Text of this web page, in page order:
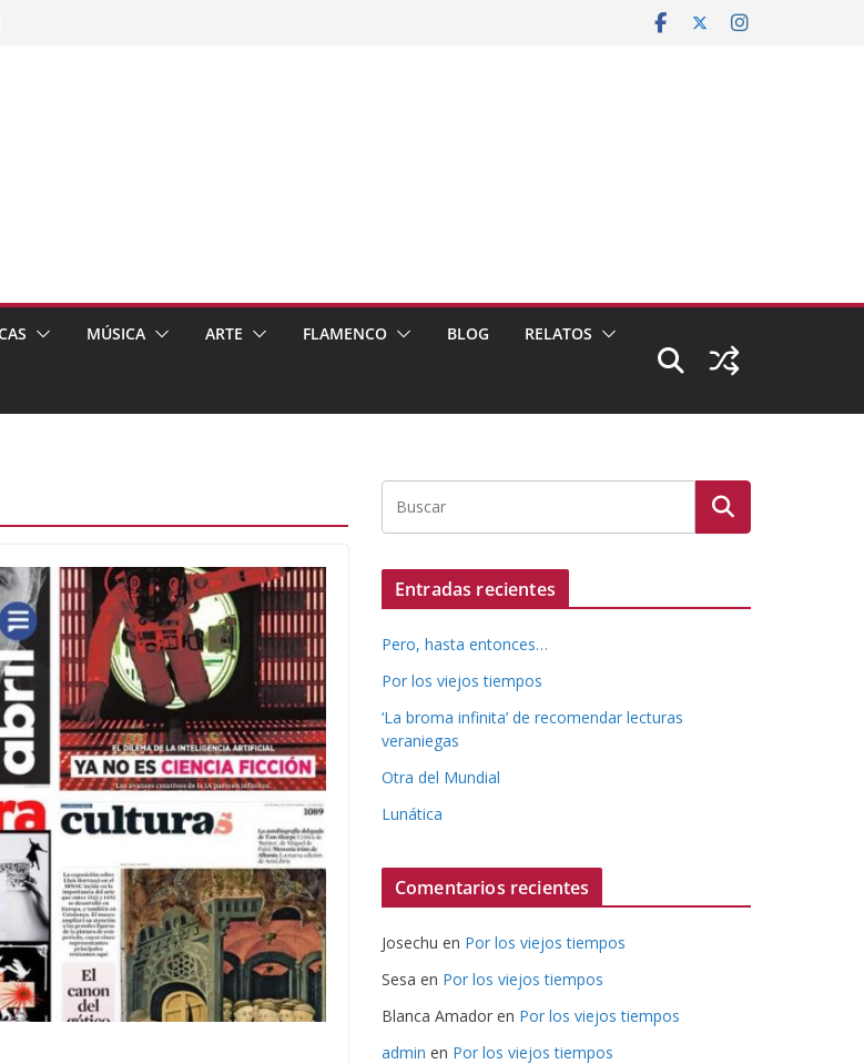
MÚSICA ARTE FLAMENCO BLOG RELATOS
Entradas recientes
Pero, hasta entonces…
Por los viejos tiempos
‘La broma infinita’ de recomendar lecturas
veraniegas
Otra del Mundial
Lunática
Comentarios recientes
Josechu en Por los viejos tiempos
Sesa en Por los viejos tiempos
Blanca Amador en Por los viejos tiempos
admin en Por los viejos tiempos